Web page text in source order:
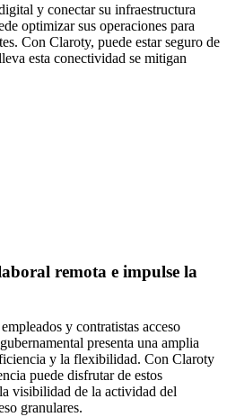
y conectar su infraestructura
optimizar sus operaciones para
Con Claroty, puede estar seguro de
esta conectividad se mitigan
remota e impulse la
y contratistas acceso
presenta una amplia
y la flexibilidad. Con Claroty
puede disfrutar de estos
visibilidad de la actividad del
granulares.